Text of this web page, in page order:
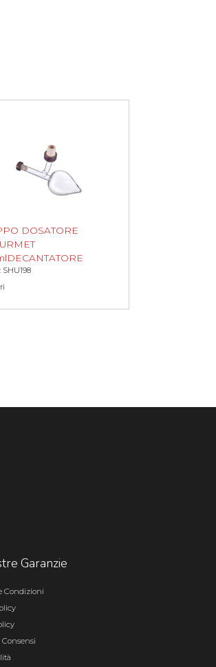
DOSATORE
SHU198
Garanzie
Condizioni